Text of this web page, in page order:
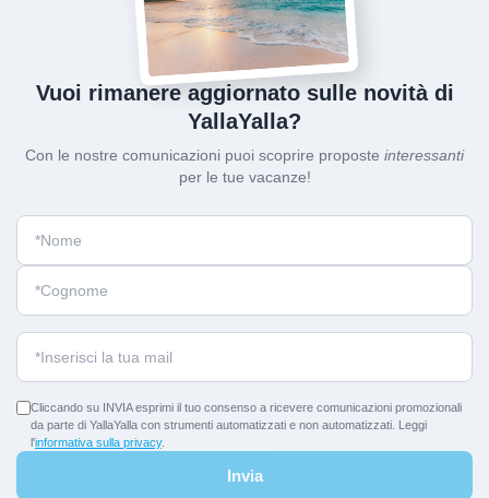
Vuoi rimanere aggiornato sulle novità di
YallaYalla?
Con le nostre comunicazioni puoi scoprire proposte interessanti
per le tue vacanze!
Cliccando su INVIA esprimi il tuo consenso a ricevere comunicazioni promozionali
da parte di YallaYalla con strumenti automatizzati e non automatizzati. Leggi
l'informativa sulla privacy.
Invia